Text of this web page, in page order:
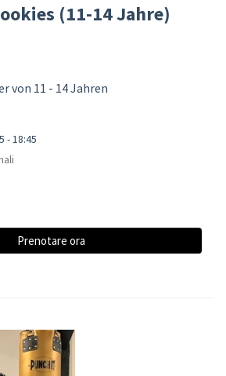
(11-14 Jahre)
von 11 - 14 Jahren
- 18:45
Prenotare ora